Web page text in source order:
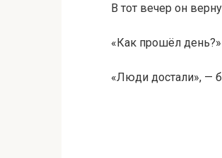
В тот вечер он
«Как прошёл
«Люди достали», —